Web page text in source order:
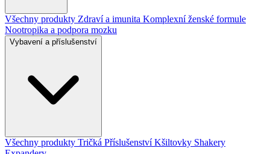
Všechny produkty Zdraví a imunita Komplexní ženské formule
Nootropika a podpora mozku
Vybavení a příslušenství
Všechny produkty Tričká PříslušenstvíKšiltovky Shakery